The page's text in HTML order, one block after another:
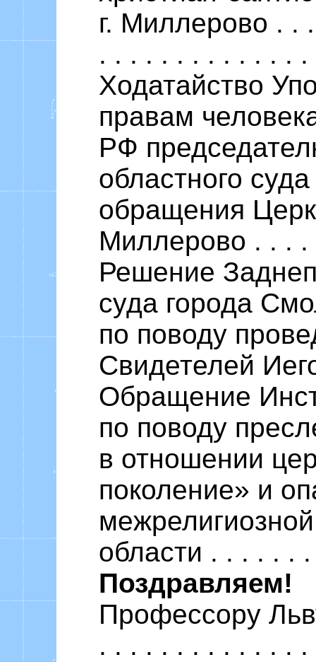
г. Миллерово . .
. . . . . . . . . . . . .
Ходатайство
правам
РФ
областного
обращения
Миллерово . . . .
Решение
суда города
по поводу
Свидетелей
Обращение
по поводу
в отношении
поколение» и
области . . . . . .
Поздравляем!
Профессору
. . . . . . . . . . . . .